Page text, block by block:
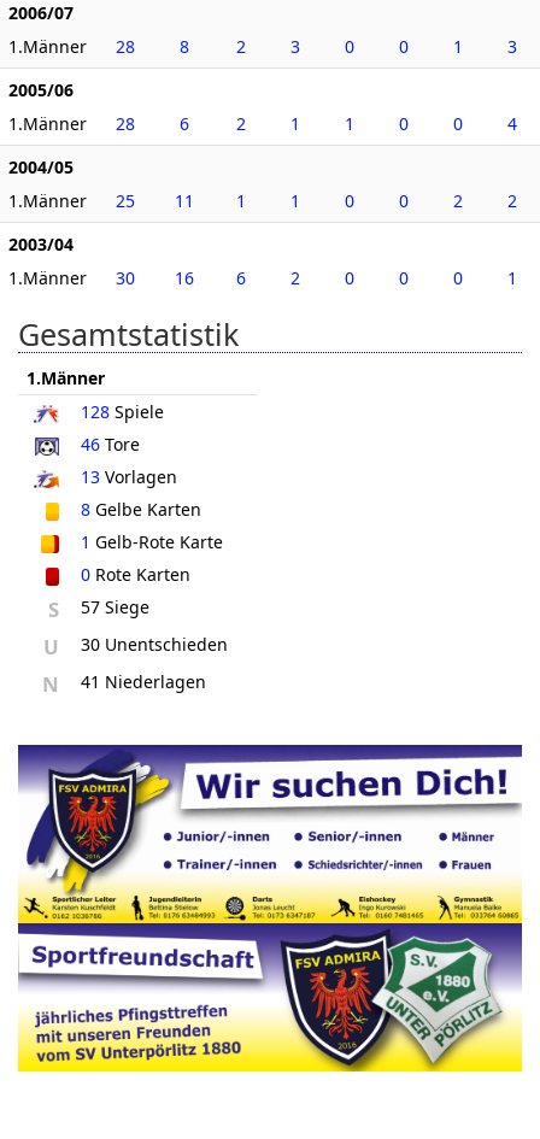
2006/07
1.Männer
28 8 2 3 0 0 1
3
2005/06
1.Männer
28 6 2 1 1 0 0
4
2004/05
1.Männer
25 11 1 1 0 0 2
2
2003/04
1.Männer
30 16 6 2 0 0 0 1
Gesamtstatistik
1.Männer
128 Spiele
46 Tore
13 Vorlagen
8 Gelbe Karten
1 Gelb-Rote Karte
0 Rote Karten
S 57 Siege
U 30 Unentschieden
N 41 Niederlagen